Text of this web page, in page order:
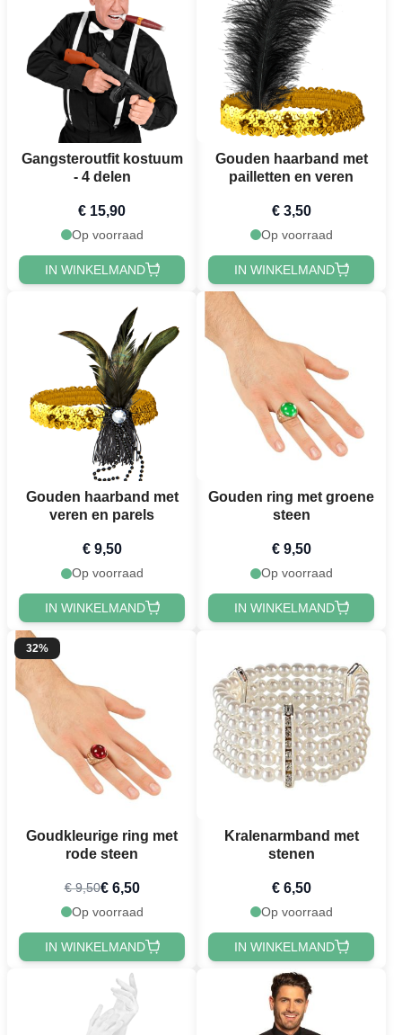
Gangsteroutfit kostuum
- 4 delen
€ 15,90
Op voorraad
IN WINKELMAND
Gouden haarband met
pailletten en veren
€ 3,50
Op voorraad
IN WINKELMAND
Gouden haarband met
veren en parels
€ 9,50
Op voorraad
IN WINKELMAND
Gouden ring met groene
steen
€ 9,50
Op voorraad
IN WINKELMAND
32%
Goudkleurige ring met
rode steen
€ 9,50€ 6,50
Op voorraad
IN WINKELMAND
Kralenarmband met
stenen
€ 6,50
Op voorraad
IN WINKELMAND